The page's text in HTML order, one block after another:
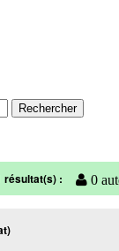
résultat(s) : 0